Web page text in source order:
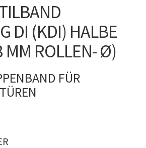
DI (KDI) HALBE
MM ROLLEN- Ø)
FÜR